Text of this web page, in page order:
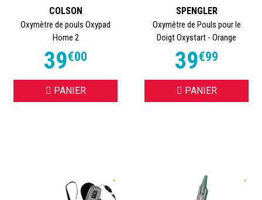
COLSON
Oxymètre de pouls Oxypad
Home 2
39€00
PANIER
SPENGLER
Oxymètre de Pouls pour le
Doigt Oxystart - Orange
39€99
PANIER